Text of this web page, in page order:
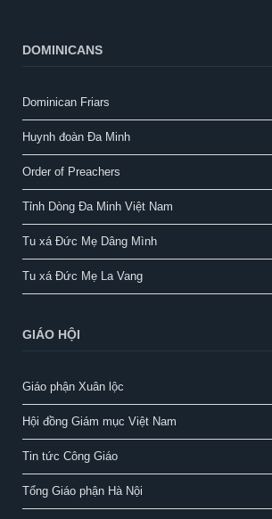
DOMINICANS
Dominican Friars
Huynh đoàn Đa Minh
Order of Preachers
Tỉnh Dòng Đa Minh Việt Nam
Tu xá Đức Mẹ Dâng Mình
Tu xá Đức Mẹ La Vang
GIÁO HỘI
Giáo phận Xuân lộc
Hội đồng Giám mục Việt Nam
Tin tức Công Giáo
Tổng Giáo phận Hà Nội